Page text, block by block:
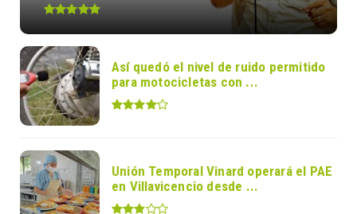
Así quedó el nivel de ruido permitido
para motocicletas con ...
Unión Temporal Vinard operará el PAE
en Villavicencio desde ...